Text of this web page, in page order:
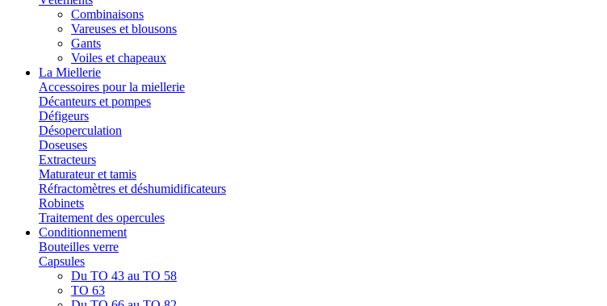
Combinaisons
Vareuses et blousons
Gants
Voiles et chapeaux
La Miellerie
Accessoires pour la miellerie
Décanteurs et pompes
Défigeurs
Désoperculation
Doseuses
Extracteurs
Maturateur et tamis
Réfractomètres et déshumidificateurs
Robinets
Traitement des opercules
Conditionnement
Bouteilles verre
Capsules
Du TO 43 au TO 58
TO 63